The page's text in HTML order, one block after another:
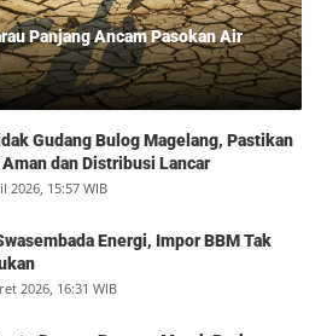
Panjang Ancam Pasokan Air
Gudang Bulog Magelang, Pastikan
dan Distribusi Lancar
2026, 15:57 WIB
Energi, Impor BBM Tak
2026, 16:31 WIB